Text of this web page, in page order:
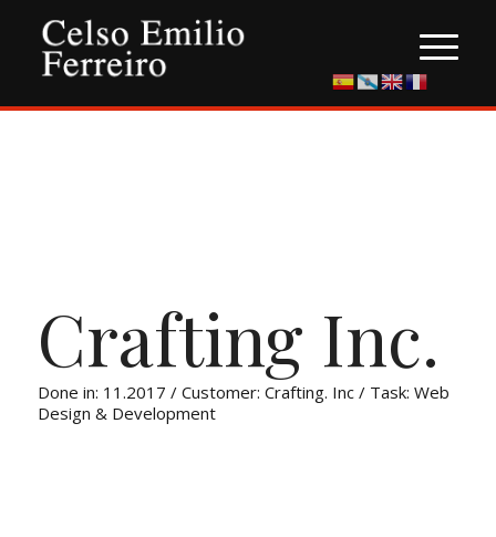
Crafting Inc.
Done in: 11.2017 / Customer: Crafting. Inc / Task: Web
Design & Development